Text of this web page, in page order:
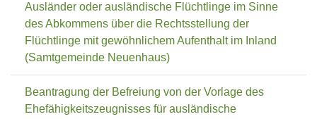
Ausländer oder ausländische Flüchtlinge im Sinne
des Abkommens über die Rechtsstellung der
Flüchtlinge mit gewöhnlichem Aufenthalt im Inland
(Samtgemeinde Neuenhaus)
Beantragung der Befreiung von der Vorlage des
Ehefähigkeitszeugnisses für ausländische